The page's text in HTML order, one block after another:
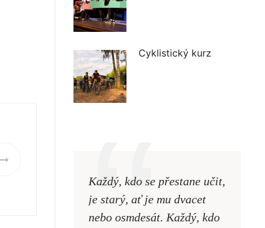
Cyklistický kurz
Každý, kdo se přestane učit,
je starý, ať je mu dvacet
nebo osmdesát. Každý, kdo